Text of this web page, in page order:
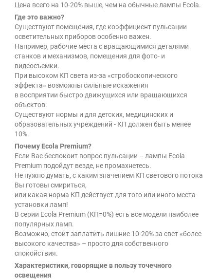
Цена всего на 10-20% выше, чем на обычные лампы Ecola.
Где это важно?
Существуют помещения, где коэффициент пульсации
осветительных приборов особенно важен.
Например, рабочие места с вращающимися деталями
станков и механизмов, помещения для фото- и
видеосъемки.
При высоком КП света из-за «стробоскопического
эффекта» возможны сильные искажения
в восприятии быстро движущихся или вращающихся
объектов.
Существуют нормы и для детских, медицинских и
образовательных учреждений - КП должен быть менее
10%.
Почему Ecola Premium?
Если Вас беспокоит вопрос пульсации – лампы Ecola
Premium подойдут везде, не промахнетесь.
Не нужно думать, с каким значением КП светового потока
Вы готовы смириться,
или какая норма КП действует для того или иного места
установки ламп!
В серии Ecola Premium (КП=0%) есть все модели наиболее
популярных ламп.
Возможно, стоит заплатить лишние 10-20% за свет «более
высокого качества» – просто для собственного
спокойствия.
Характеристики, говорящие в пользу точечного
освещения